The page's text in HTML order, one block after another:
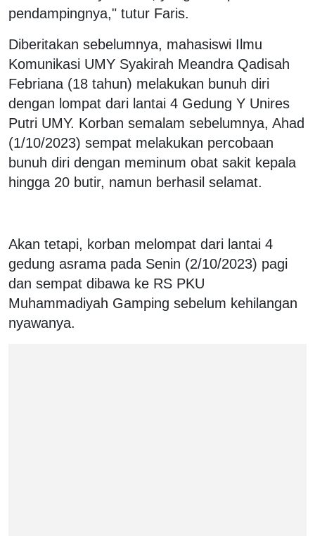
pendampingnya," tutur Faris.
Diberitakan sebelumnya, mahasiswi Ilmu
Komunikasi UMY Syakirah Meandra Qadisah
Febriana (18 tahun) melakukan bunuh diri
dengan lompat dari lantai 4 Gedung Y Unires
Putri UMY. Korban semalam sebelumnya, Ahad
(1/10/2023) sempat melakukan percobaan
bunuh diri dengan meminum obat sakit kepala
hingga 20 butir, namun berhasil selamat.
Akan tetapi, korban melompat dari lantai 4
gedung asrama pada Senin (2/10/2023) pagi
dan sempat dibawa ke RS PKU
Muhammadiyah Gamping sebelum kehilangan
nyawanya.